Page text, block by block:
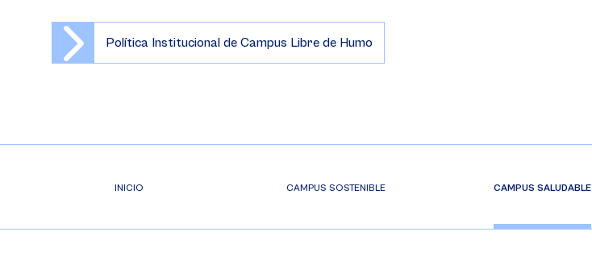
Política Institucional de Campus Libre de Humo
INICIO CAMPUS SOSTENIBLE CAMPUS SALUDABLE